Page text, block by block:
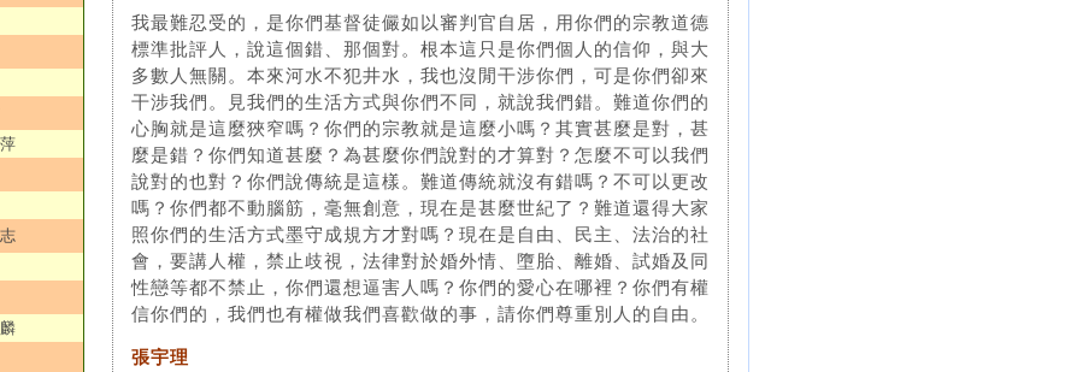
我最難忍受的，是你們基督徒儼如以審判官自居，用你們的宗教道德
標準批評人，說這個錯、那個對。根本這只是你們個人的信仰，與大
多數人無關。本來河水不犯井水，我也沒閒干涉你們，可是你們卻來
干涉我們。見我們的生活方式與你們不同，就說我們錯。難道你們的
心胸就是這麼狹窄嗎？你們的宗教就是這麼小嗎？其實甚麼是對，甚
麼是錯？你們知道甚麼？為甚麼你們說對的才算對？怎麼不可以我們
說對的也對？你們說傳統是這樣。難道傳統就沒有錯嗎？不可以更改
嗎？你們都不動腦筋，毫無創意，現在是甚麼世紀了？難道還得大家
照你們的生活方式墨守成規方才對嗎？現在是自由、民主、法治的社
會，要講人權，禁止歧視，法律對於婚外情、墮胎、離婚、試婚及同
性戀等都不禁止，你們還想逼害人嗎？你們的愛心在哪裡？你們有權
信你們的，我們也有權做我們喜歡做的事，請你們尊重別人的自由。
張宇理